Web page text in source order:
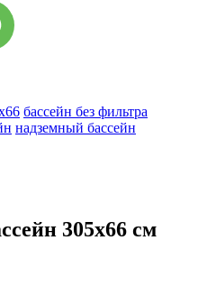
бассейн без фильтра
надземный бассейн
305x66 см